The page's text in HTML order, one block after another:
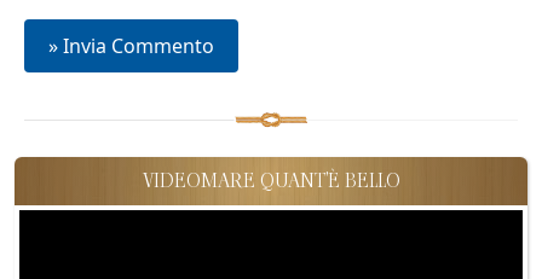
VIDEOMARE QUANT'È BELLO